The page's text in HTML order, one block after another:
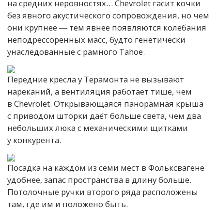
на средних неровностях… Chevrolet гасит кочки
без явного акустического сопровождения, но чем
они крупнее ― тем явнее появляются колебания
неподрессоренных масс, будто генетически
унаследованные с рамного Tahoe.
Передние кресла у Терамонта не вызывают
нареканий, а вентиляция работает тише, чем
в Chevrolet. Открывающаяся панорамная крыша
с приводом шторки даёт больше света, чем два
небольших люка с механическими щитками
у конкурента.
Посадка на каждом из семи мест в Фольксвагене
удобнее, запас пространства в длину больше.
Потолочные ручки второго ряда расположены
там, где им и положено быть.